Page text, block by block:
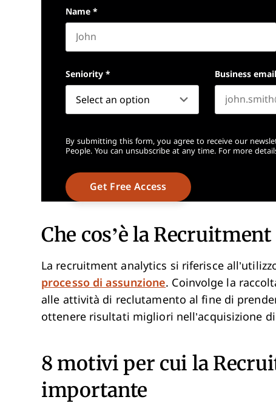
Name *
Seniority * Business email
By submitting this form, you agree to receive our
People. You can unsubscribe at any time. For more
Che cos’è la
La recruitment analytics si riferisce
processo di assunzione. Coinvolge la
alle attività di reclutamento al fine di
ottenere risultati migliori nell’acquisizione
8 motivi per cui la
importante